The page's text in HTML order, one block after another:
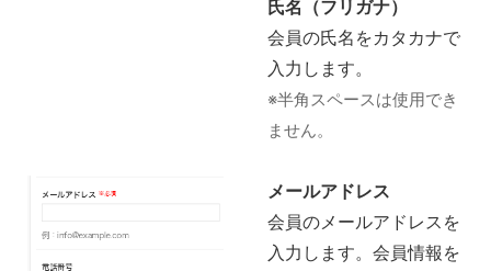
氏名（フリガナ）
会員の氏名をカタカナで
入力します。
※半角スペースは使用でき
ません。
メールアドレス
会員のメールアドレスを
入力します。会員情報を